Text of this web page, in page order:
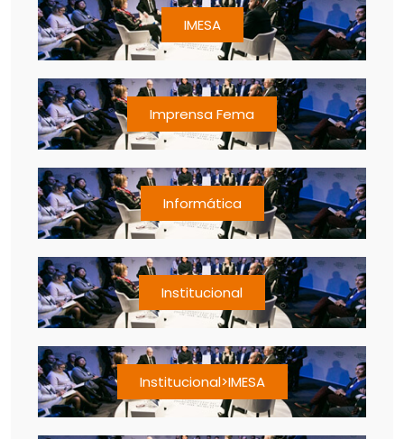
IMESA
Imprensa Fema
Informática
Institucional
Institucional>IMESA